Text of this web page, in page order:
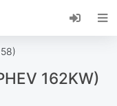
Ana
alın.
162KW)